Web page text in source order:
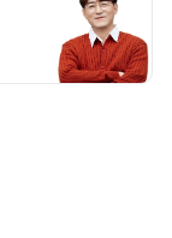
선생님 홈 바로가기